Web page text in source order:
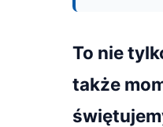
To nie
także